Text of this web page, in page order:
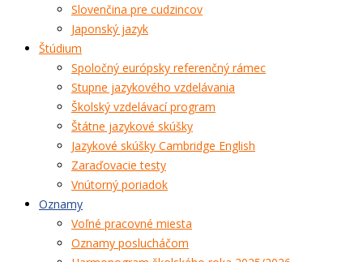
Slovenčina pre cudzincov
Japonský jazyk
Štúdium
Spoločný európsky referenčný rámec
Stupne jazykového vzdelávania
Školský vzdelávací program
Štátne jazykové skúšky
Jazykové skúšky Cambridge English
Zaraďovacie testy
Vnútorný poriadok
Oznamy
Voľné pracovné miesta
Oznamy poslucháčom